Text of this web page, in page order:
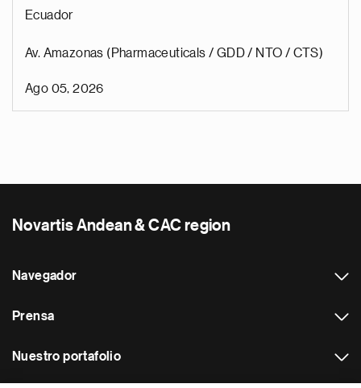
Ecuador
Av. Amazonas (Pharmaceuticals / GDD / NTO / CTS)
Ago 05, 2026
Novartis Andean & CAC region
Navegador
Prensa
Nuestro portafolio